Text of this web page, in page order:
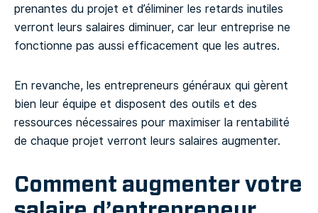
prenantes du projet et d’éliminer les retards inutiles
verront leurs salaires diminuer, car leur entreprise ne
fonctionne pas aussi efficacement que les autres.
En revanche, les entrepreneurs généraux qui gèrent
bien leur équipe et disposent des outils et des
ressources nécessaires pour maximiser la rentabilité
de chaque projet verront leurs salaires augmenter.
Comment augmenter votre